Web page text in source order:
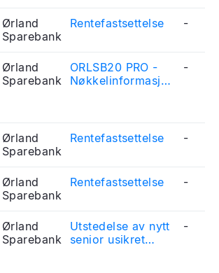
Ørland
Sparebank
Rentefastsettelse -
Ørland
Sparebank
ORLSB20 PRO -
Nøkkelinformasjon
-
Ørland
Sparebank
Rentefastsettelse -
Ørland
Sparebank
Rentefastsettelse -
Ørland
Sparebank
Utstedelse av nytt
senior usikret
-